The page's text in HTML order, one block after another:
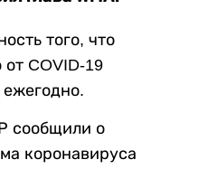
того, что
COVID-19
ежегодно.
сообщили о
коронавируса